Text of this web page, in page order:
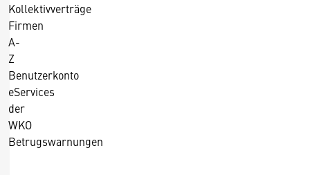
Kollektivverträge
Firmen
A-
Z
Benutzerkonto
eServices
der
WKO
Betrugswarnungen